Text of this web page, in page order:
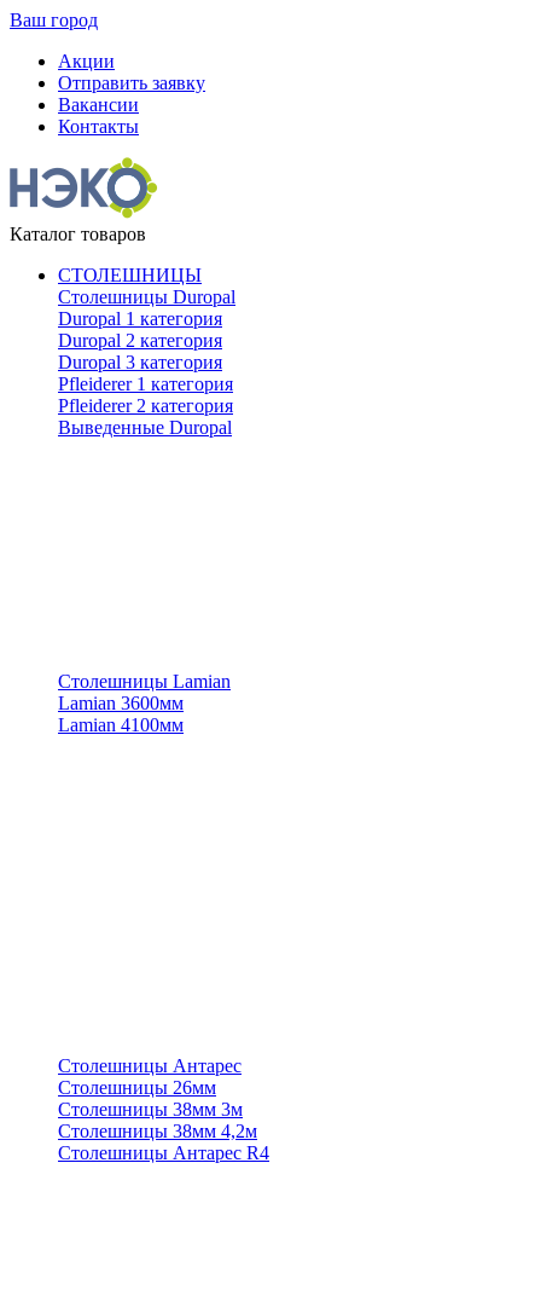
Ваш город
Акции
Отправить заявку
Вакансии
Контакты
Каталог товаров
СТОЛЕШНИЦЫ
Столешницы Duropal
Duropal 1 категория
Duropal 2 категория
Duropal 3 категория
Pfleiderer 1 категория
Pfleiderer 2 категория
Выведенные Duropal
Столешницы Lamian
Lamian 3600мм
Lamian 4100мм
Столешницы Антарес
Столешницы 26мм
Столешницы 38мм 3м
Столешницы 38мм 4,2м
Столешницы Антарес R4